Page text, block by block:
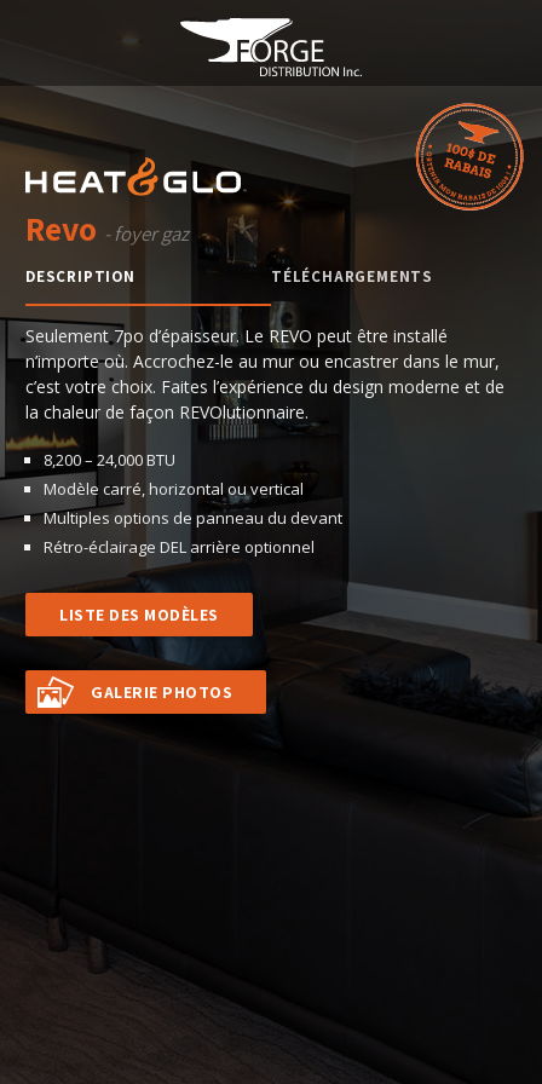
Revo - foyer gaz
DESCRIPTION TÉLÉCHARGEMENTS
Seulement 7po d’épaisseur. Le REVO peut être installé
n’importe où. Accrochez-le au mur ou encastrer dans le mur,
c’est votre choix. Faites l’expérience du design moderne et de
la chaleur de façon REVOlutionnaire.
8,200 – 24,000 BTU
Modèle carré, horizontal ou vertical
Multiples options de panneau du devant
Rétro-éclairage DEL arrière optionnel
LISTE DES MODÈLES
GALERIE PHOTOS